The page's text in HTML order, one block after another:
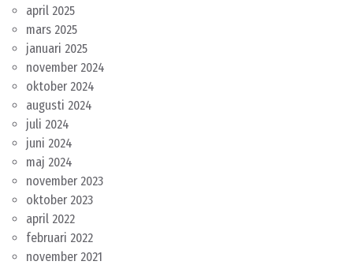
april 2025
mars 2025
januari 2025
november 2024
oktober 2024
augusti 2024
juli 2024
juni 2024
maj 2024
november 2023
oktober 2023
april 2022
februari 2022
november 2021